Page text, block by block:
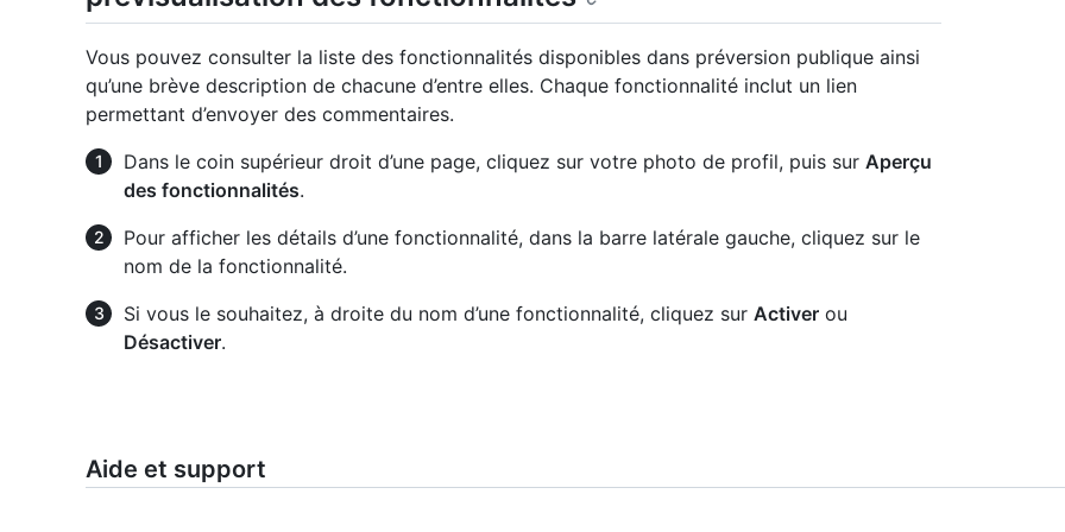
Vous pouvez consulter la liste des fonctionnalités disponibles dans préversion publique ainsi
qu’une brève description de chacune d’entre elles. Chaque fonctionnalité inclut un lien
permettant d’envoyer des commentaires.
Dans le coin supérieur droit d’une page, cliquez sur votre photo de profil, puis sur Aperçu
des fonctionnalités.
Pour afficher les détails d’une fonctionnalité, dans la barre latérale gauche, cliquez sur le
nom de la fonctionnalité.
Si vous le souhaitez, à droite du nom d’une fonctionnalité, cliquez sur Activer ou
Désactiver.
Aide et support